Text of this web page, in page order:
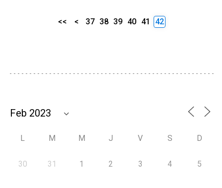
<< < 37 38 39 40 41 42
L M M J V S D
30 31 1 2 3 4 5